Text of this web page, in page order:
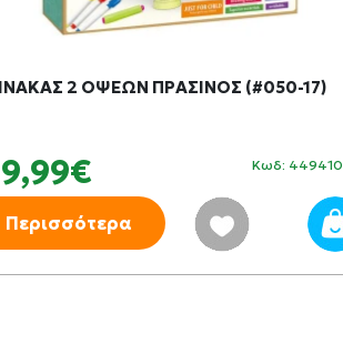
2 ΟΨΕΩΝ ΠΡΑΣΙΝΟΣ (#050-17)
Κωδ: 449410
Περισσότερα